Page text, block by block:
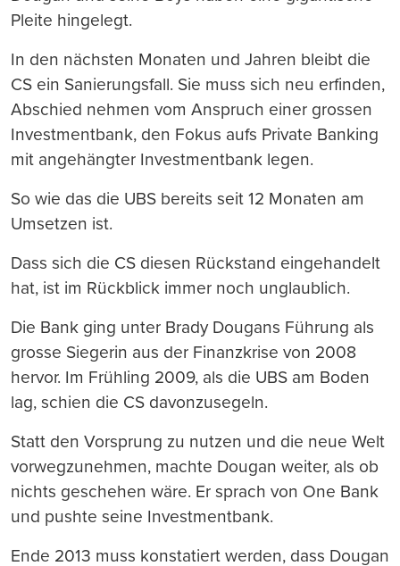
Pleite hingelegt.
In den nächsten Monaten und Jahren bleibt die
CS ein Sanierungsfall. Sie muss sich neu erfinden,
Abschied nehmen vom Anspruch einer grossen
Investmentbank, den Fokus aufs Private Banking
mit angehängter Investmentbank legen.
So wie das die UBS bereits seit 12 Monaten am
Umsetzen ist.
Dass sich die CS diesen Rückstand eingehandelt
hat, ist im Rückblick immer noch unglaublich.
Die Bank ging unter Brady Dougans Führung als
grosse Siegerin aus der Finanzkrise von 2008
hervor. Im Frühling 2009, als die UBS am Boden
lag, schien die CS davonzusegeln.
Statt den Vorsprung zu nutzen und die neue Welt
vorwegzunehmen, machte Dougan weiter, als ob
nichts geschehen wäre. Er sprach von One Bank
und pushte seine Investmentbank.
Ende 2013 muss konstatiert werden, dass Dougan